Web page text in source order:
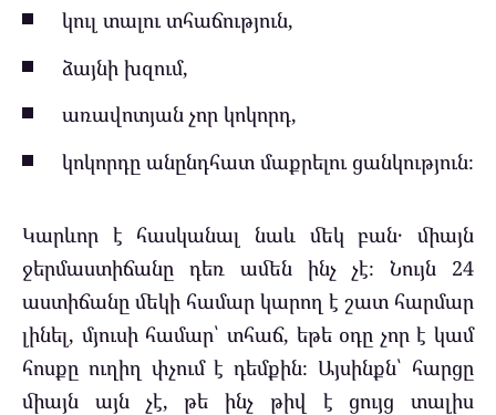
կուլ տալու տհաճություն,
ձայնի խզում,
առավոտյան չոր կոկորդ,
կոկորդը անընդհատ մաքրելու ցանկություն։
Կարևոր է հասկանալ նաև մեկ բան․ միայն
ջերմաստիճանը դեռ ամեն ինչ չէ։ Նույն 24
աստիճանը մեկի համար կարող է շատ հարմար
լինել, մյուսի համար՝ տհաճ, եթե օդը չոր է կամ
հոսքը ուղիղ փչում է դեմքին։ Այսինքն՝ հարցը
միայն այն չէ, թե ինչ թիվ է ցույց տալիս